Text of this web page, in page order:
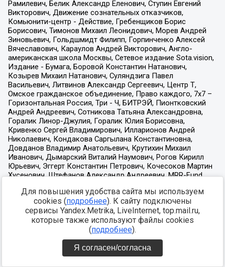
Для повышения удобства сайта мы используем
cookies (подробнее). К сайту подключены
сервисы Yandex.Metrika, LiveInternet, top.mail.ru,
которые также используют файлы cookies
(подробнее).
Я согласен/согласна